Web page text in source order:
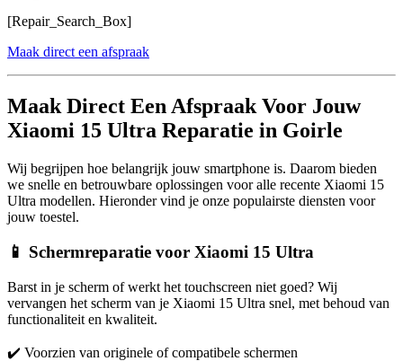
[Repair_Search_Box]
Maak direct een afspraak
Maak Direct Een Afspraak Voor Jouw
Xiaomi 15 Ultra Reparatie in Goirle
Wij begrijpen hoe belangrijk jouw smartphone is. Daarom bieden
we snelle en betrouwbare oplossingen voor alle recente Xiaomi 15
Ultra modellen. Hieronder vind je onze populairste diensten voor
jouw toestel.
📱 Schermreparatie voor Xiaomi 15 Ultra
Barst in je scherm of werkt het touchscreen niet goed? Wij
vervangen het scherm van je Xiaomi 15 Ultra snel, met behoud van
functionaliteit en kwaliteit.
✔️ Voorzien van originele of compatibele schermen